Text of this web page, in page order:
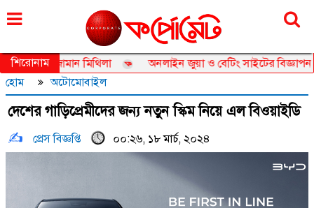
রোববার, ০৯ আগস্ট ২০২৬, ২৫ শ্রাবণ ১৪৩৩
শিরোনাম
তানজিয়া জামান মিথিলা
অনলাইন জুয়া ও বেটিং সাইটের বিজ্ঞাপন
হোম
অটোমোবাইল
দেশের গাড়িপ্রেমীদের জন্য নতুন স্কিম নিয়ে এল বিওয়াইডি
প্রেস বিজ্ঞপ্তি ০০:২৬, ১৮ মার্চ, ২০২৪